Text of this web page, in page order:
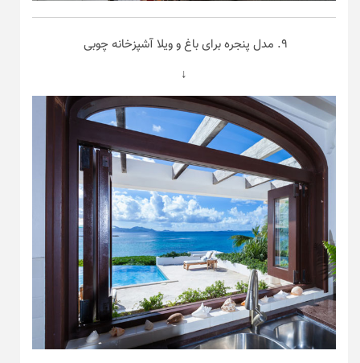
۹. مدل پنجره برای باغ و ویلا آشپزخانه چوبی
↓